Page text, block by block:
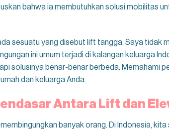
bahwa ia membutuhkan solusi mobilitas
sesuatu yang disebut lift tangga. Saya tidak
ini umum terjadi di kalangan keluarga
solusinya benar-benar berbeda. Memahami
dan keluarga Anda.
Antara Lift dan
banyak orang. Di Indonesia, kita